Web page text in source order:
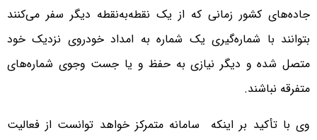
جاده‌های کشور زمانی که از یک نقطه‌به‌نقطه دیگر سفر می‌کنند
بتوانند با شماره‌گیری یک شماره به امداد خودروی نزدیک خود
متصل شده و دیگر نیازی به حفظ و یا جست وجوی شماره‌های
متفرقه نباشند.
وی با تأکید بر اینکه سامانه متمرکز خواهد توانست از فعالیت